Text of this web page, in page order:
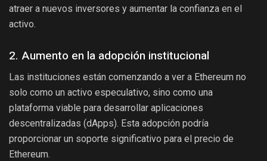
atraer a nuevos inversores y aumentar la confianza en el
activo.
2. Aumento en la adopción institucional
Las instituciones están comenzando a ver a Ethereum no
solo como un activo especulativo, sino como una
plataforma viable para desarrollar aplicaciones
descentralizadas (dApps). Esta adopción podría
proporcionar un soporte significativo para el precio de
Ethereum.